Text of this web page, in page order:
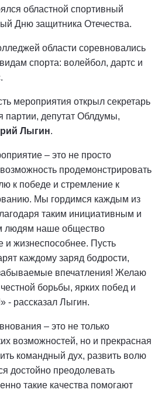
областной спортивный
Дню защитника Отечества.
области соревновались
спорта: волейбол, дартс и
мероприятия открыл секретарь
партии, депутат Облдумы,
Лыгин.
– это не просто
продемонстрировать
к победе и стремление к
Мы гордимся каждым из
таким инициативным и
людям наше общество
и жизнеспособнее. Пусть
каждому заряд бодрости,
впечатления! Желаю
борьбы, ярких побед и
- рассказал Лыгин.
– это не только
возможностей, но и прекрасная
командный дух, развить волю
достойно преодолевать
такие качества помогают